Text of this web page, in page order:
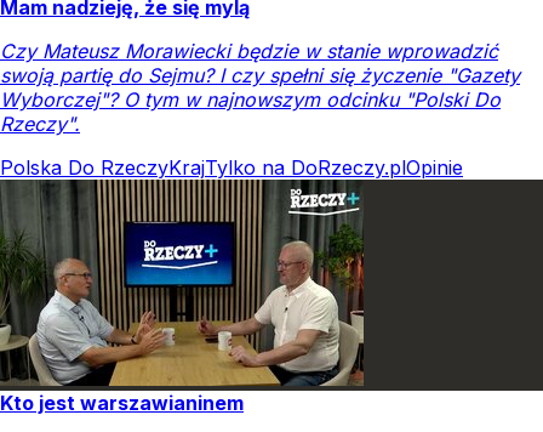
Mam nadzieję, że się mylą
Czy Mateusz Morawiecki będzie w stanie wprowadzić
swoją partię do Sejmu? I czy spełni się życzenie "Gazety
Wyborczej"? O tym w najnowszym odcinku "Polski Do
Rzeczy".
Polska Do RzeczyKrajTylko na DoRzeczy.plOpinie
Kto jest warszawianinem